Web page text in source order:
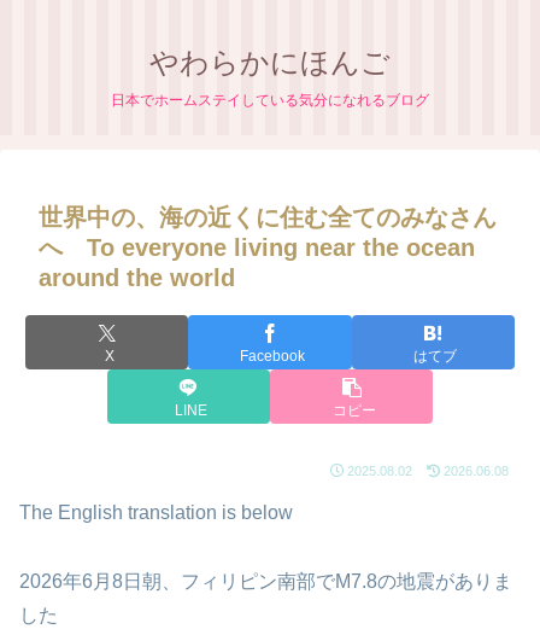
やわらかにほんご
日本でホームステイしている気分になれるブログ
世界中の、海の近くに住む全てのみなさん
へ To everyone living near the ocean
around the world
X Facebook はてブ
LINE コピー
2025.08.02 2026.06.08
The English translation is below
2026年6月8日朝、フィリピン南部でM7.8の地震がありま
した